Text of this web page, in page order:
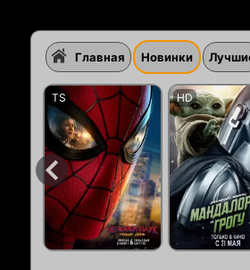
Главная Новинки